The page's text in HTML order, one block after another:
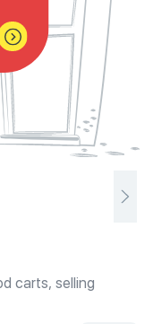
carts, selling
bacon, lamb gyro,